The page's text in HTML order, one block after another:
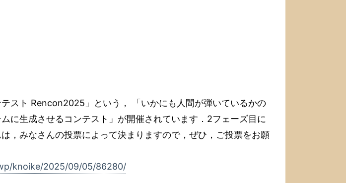
テスト Rencon2025」という， 「いかにも人間が弾いているかの
に生成させるコンテスト」が開催されています．2フェーズ目に
，みなさんの投票によって決まりますので，ぜひ，ご投票をお願
knoike/2025/09/05/86280/